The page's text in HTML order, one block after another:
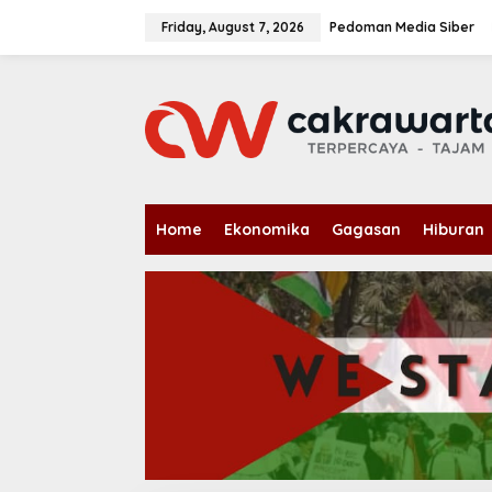
Friday, August 7, 2026 Pedoman Media Siber
Home Ekonomika Gagasan Hiburan